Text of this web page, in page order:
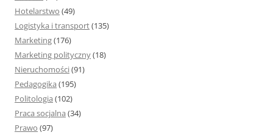
Hotelarstwo (49)
Logistyka i transport(135)
Marketing(176)
Marketing polityczny(18)
Nieruchomości(91)
Pedagogika (195)
Politologia (102)
Praca socjalna (34)
Prawo (97)